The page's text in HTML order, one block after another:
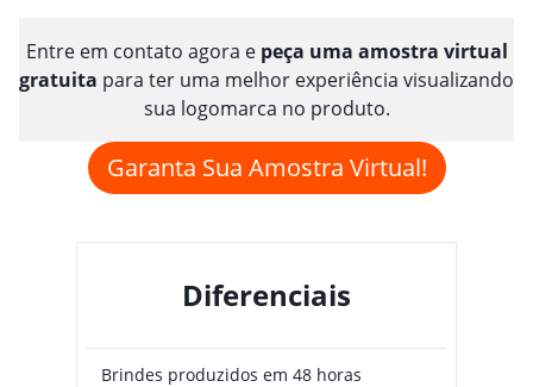
Entre em contato agora e peça uma amostra virtual
gratuita para ter uma melhor experiência visualizando
sua logomarca no produto.
Garanta Sua Amostra Virtual!
Diferenciais
Brindes produzidos em 48 horas